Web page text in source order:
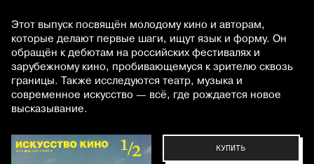
Этот выпуск посвящён молодому кино и авторам,
которые делают первые шаги, ищут язык и форму. Он
обращён к дебютам на российских фестивалях и
зарубежному кино, пробивающемуся к зрителю сквозь
границы. Также исследуются театр, музыка и
современное искусство — всё, где рождается новое
высказывание.
КУПИТЬ